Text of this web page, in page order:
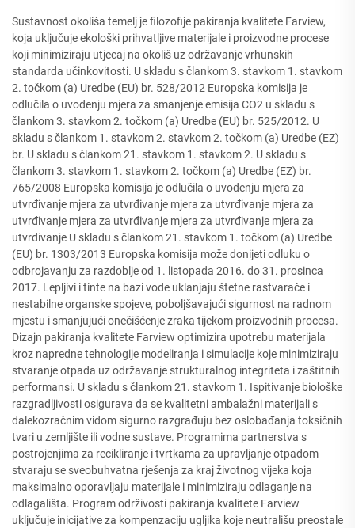
Sustavnost okoliša temelj je filozofije pakiranja kvalitete Farview,
koja uključuje ekološki prihvatljive materijale i proizvodne procese
koji minimiziraju utjecaj na okoliš uz održavanje vrhunskih
standarda učinkovitosti. U skladu s člankom 3. stavkom 1. stavkom
2. točkom (a) Uredbe (EU) br. 528/2012 Europska komisija je
odlučila o uvođenju mjera za smanjenje emisija CO2 u skladu s
člankom 3. stavkom 2. točkom (a) Uredbe (EU) br. 525/2012. U
skladu s člankom 1. stavkom 2. stavkom 2. točkom (a) Uredbe (EZ)
br. U skladu s člankom 21. stavkom 1. stavkom 2. U skladu s
člankom 3. stavkom 1. stavkom 2. točkom (a) Uredbe (EZ) br.
765/2008 Europska komisija je odlučila o uvođenju mjera za
utvrđivanje mjera za utvrđivanje mjera za utvrđivanje mjera za
utvrđivanje mjera za utvrđivanje mjera za utvrđivanje mjera za
utvrđivanje U skladu s člankom 21. stavkom 1. točkom (a) Uredbe
(EU) br. 1303/2013 Europska komisija može donijeti odluku o
odbrojavanju za razdoblje od 1. listopada 2016. do 31. prosinca
2017. Lepljivi i tinte na bazi vode uklanjaju štetne rastvarače i
nestabilne organske spojeve, poboljšavajući sigurnost na radnom
mjestu i smanjujući onečišćenje zraka tijekom proizvodnih procesa.
Dizajn pakiranja kvalitete Farview optimizira upotrebu materijala
kroz napredne tehnologije modeliranja i simulacije koje minimiziraju
stvaranje otpada uz održavanje strukturalnog integriteta i zaštitnih
performansi. U skladu s člankom 21. stavkom 1. Ispitivanje biološke
razgradljivosti osigurava da se kvalitetni ambalažni materijali s
dalekozračnim vidom sigurno razgrađuju bez oslobađanja toksičnih
tvari u zemljište ili vodne sustave. Programima partnerstva s
postrojenjima za recikliranje i tvrtkama za upravljanje otpadom
stvaraju se sveobuhvatna rješenja za kraj životnog vijeka koja
maksimalno oporavljaju materijale i minimiziraju odlaganje na
odlagališta. Program održivosti pakiranja kvalitete Farview
uključuje inicijative za kompenzaciju ugljika koje neutrališu preostale